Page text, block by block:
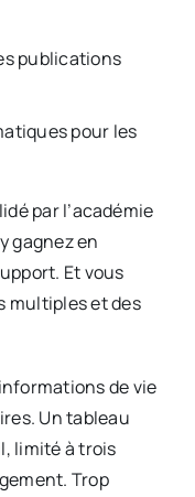
publications
pour les
par l’académie
gagnez en
Et vous
multiples et des
de vie
Un tableau
limité à trois
Trop